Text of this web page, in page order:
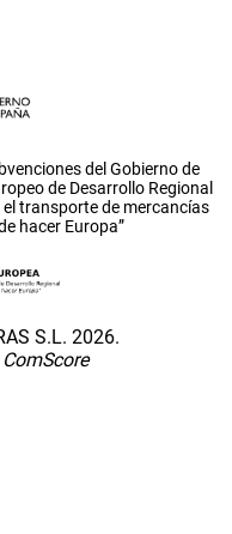
del Gobierno de
de Desarrollo Regional
transporte de mercancías
hacer Europa”
S.L. 2026.
ComScore